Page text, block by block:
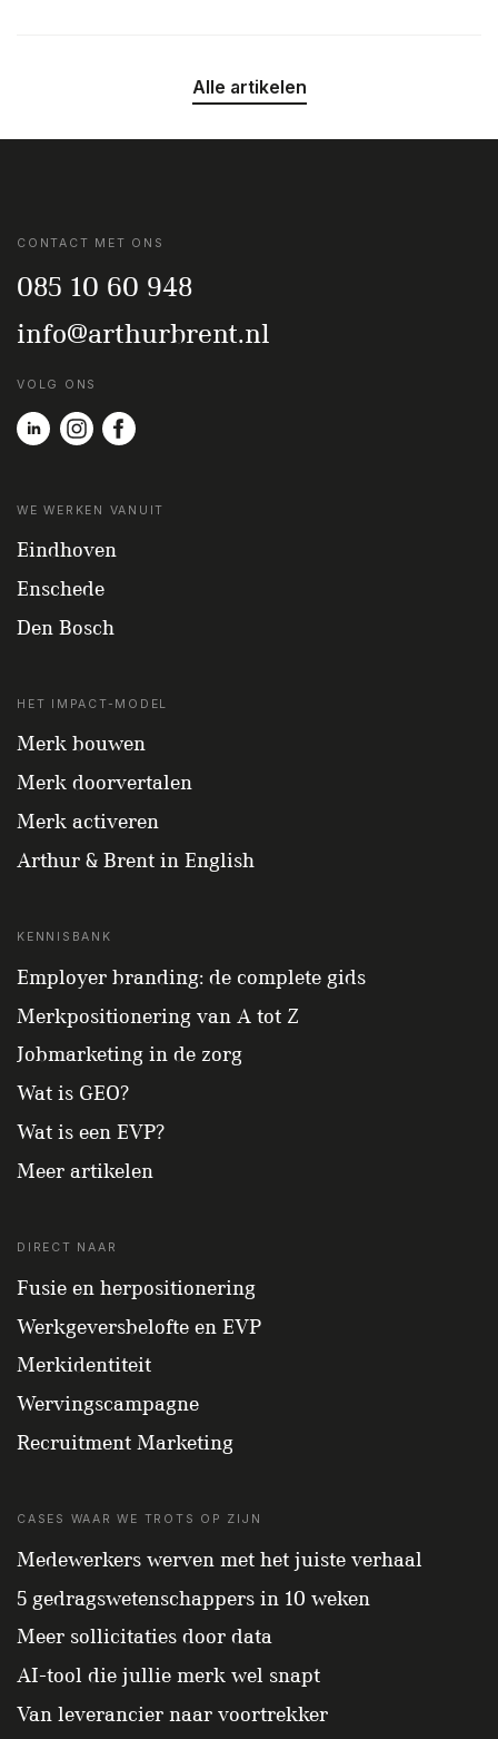
Alle artikelen
CONTACT MET ONS
085 10 60 948
info@arthurbrent.nl
VOLG ONS
WE WERKEN VANUIT
Eindhoven
Enschede
Den Bosch
HET IMPACT-MODEL
Merk bouwen
Merk doorvertalen
Merk activeren
Arthur & Brent in English
KENNISBANK
Employer branding: de complete gids
Merkpositionering van A tot Z
Jobmarketing in de zorg
Wat is GEO?
Wat is een EVP?
Meer artikelen
DIRECT NAAR
Fusie en herpositionering
Werkgeversbelofte en EVP
Merkidentiteit
Wervingscampagne
Recruitment Marketing
CASES WAAR WE TROTS OP ZIJN
Medewerkers werven met het juiste verhaal
5 gedragswetenschappers in 10 weken
Meer sollicitaties door data
AI-tool die jullie merk wel snapt
Van leverancier naar voortrekker